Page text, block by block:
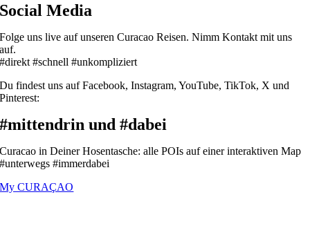
Social Media
Folge uns live auf unseren Curacao Reisen. Nimm Kontakt mit uns
auf.
#direkt #schnell #unkompliziert
Du findest uns auf Facebook, Instagram, YouTube, TikTok, X und
Pinterest:
#mittendrin und #dabei
Curacao in Deiner Hosentasche: alle POIs auf einer interaktiven Map
#unterwegs #immerdabei
My CURAÇAO